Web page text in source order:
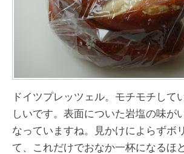
ドイツプレッツェル。モチモチして
しいです。表面についた岩塩の味が
なっていますね。見かけによらずボ
て、これだけでおなか一杯になるほ